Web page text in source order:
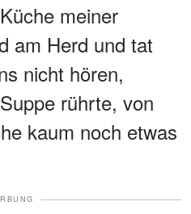
meiner
am Herd und tat
nicht hören,
rührte, von
kaum noch etwas